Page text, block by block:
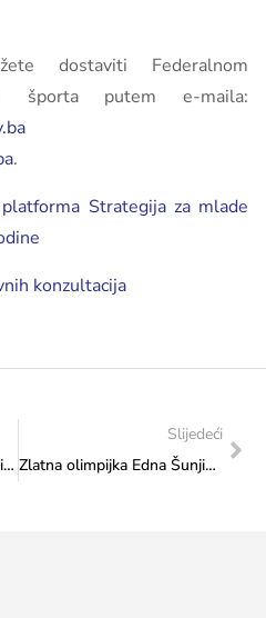
dostaviti Federalnom
športa putem e-maila:
.
Strategija za mlade
konzultacija
Sastanak u Ministarstvu: Ministrice Sanja Vlaisavljević i Adna Mesihović o unapređenju položaja mladih
Slijedeći
Zlatna olimpijka Edna Šunjić posjetila Federalno ministarstvo kulture i športa